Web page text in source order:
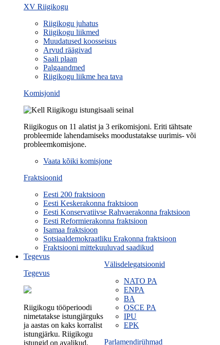
XV Riigikogu
Riigikogu juhatus
Riigikogu liikmed
Muudatused koosseisus
Arvud räägivad
Saali plaan
Palgaandmed
Riigikogu liikme hea tava
Komisjonid
Riigikogus on 11 alatist ja 3 erikomisjoni. Eriti tähtsate
probleemide lahendamiseks moodustatakse uurimis- või
probleemkomisjone.
Vaata kõiki komisjone
Fraktsioonid
Eesti 200 fraktsioon
Eesti Keskerakonna fraktsioon
Eesti Konservatiivse Rahvaerakonna fraktsioon
Eesti Reformierakonna fraktsioon
Isamaa fraktsioon
Sotsiaaldemokraatliku Erakonna fraktsioon
Fraktsiooni mittekuuluvad saadikud
Välisdelegatsioonid
NATO PA
ENPA
BA
OSCE PA
IPU
EPK
Parlamendirühmad
Tegevus
Tegevus
Riigikogu tööperioodi
nimetatakse istungjärguks
ja aastas on kaks korralist
istungjärku. Riigikogu
istungid on avalikud.